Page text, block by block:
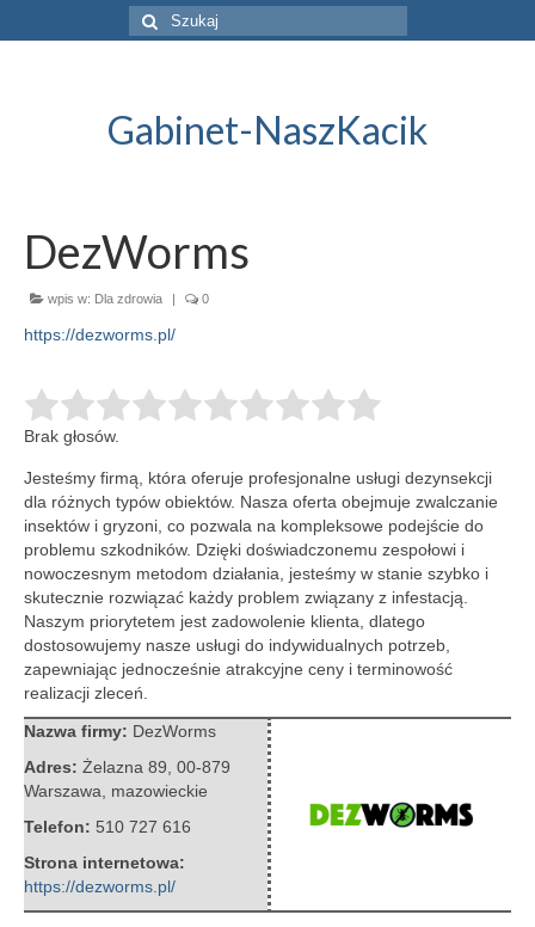
Szuklaj
w:
Gabinet-NaszKacik
DezWorms
wpis w: Dla zdrowia | 0
https://dezworms.pl/
Brak głosów.
Jesteśmy firmą, która oferuje profesjonalne usługi dezynsekcji
dla różnych typów obiektów. Nasza oferta obejmuje zwalczanie
insektów i gryzoni, co pozwala na kompleksowe podejście do
problemu szkodników. Dzięki doświadczonemu zespołowi i
nowoczesnym metodom działania, jesteśmy w stanie szybko i
skutecznie rozwiązać każdy problem związany z infestacją.
Naszym priorytetem jest zadowolenie klienta, dlatego
dostosowujemy nasze usługi do indywidualnych potrzeb,
zapewniając jednocześnie atrakcyjne ceny i terminowość
realizacji zleceń.
Nazwa firmy: DezWorms
Adres: Żelazna 89 00-879
Warszawa
mazowieckie
Telefon: 510 727 616
Strona internetowa:
https://dezworms.pl/